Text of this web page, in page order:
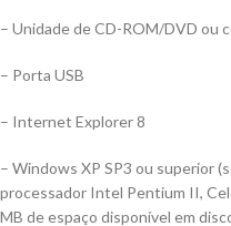
– Unidade de CD-ROM/DVD ou
– Porta USB
– Internet Explorer 8
– Windows XP SP3 ou superior
processador Intel Pentium II,
MB de espaço disponível em